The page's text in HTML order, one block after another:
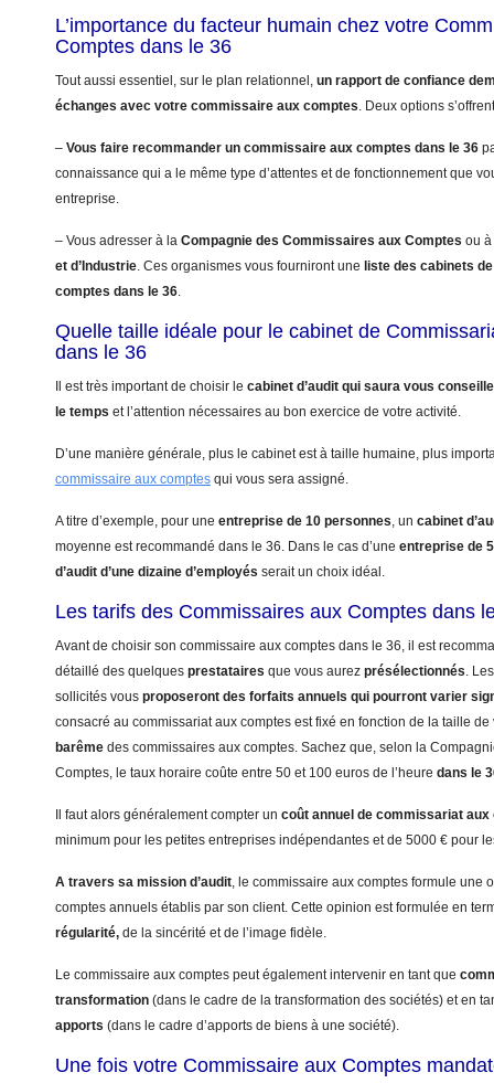
L’importance du facteur humain chez votre
Comptes dans le 36
Tout aussi essentiel, sur le plan relationnel, un rapport de confiance
échanges avec votre commissaire aux comptes. Deux options
– Vous faire recommander un commissaire aux comptes dans le 36
connaissance qui a le même type d’attentes et de fonctionnement que
entreprise.
– Vous adresser à la Compagnie des Commissaires aux Comptes ou
et d’Industrie. Ces organismes vous fourniront une liste des cabinets
comptes dans le 36.
Quelle taille idéale pour le cabinet de
dans le 36
Il est très important de choisir le cabinet d’audit qui saura vous
le temps et l’attention nécessaires au bon exercice de votre activité.
D’une manière générale, plus le cabinet est à taille humaine, plus
commissaire aux comptes qui vous sera assigné.
A titre d’exemple, pour une entreprise de 10 personnes, un cabinet
moyenne est recommandé dans le 36. Dans le cas d’une entreprise de
d’audit d’une dizaine d’employés serait un choix idéal.
Les tarifs des Commissaires aux Comptes dans
Avant de choisir son commissaire aux comptes dans le 36, il est
détaillé des quelques prestataires que vous aurez présélectionnés.
sollicités vous proposeront des forfaits annuels qui pourront varier
consacré au commissariat aux comptes est fixé en fonction de la taille
barême des commissaires aux comptes. Sachez que, selon la
Comptes, le taux horaire coûte entre 50 et 100 euros de l’heure dans le
Il faut alors généralement compter un coût annuel de commissariat aux
minimum pour les petites entreprises indépendantes et de 5000 € pour
A travers sa mission d’audit, le commissaire aux comptes formule une
comptes annuels établis par son client. Cette opinion est formulée en
régularité, de la sincérité et de l’image fidèle.
Le commissaire aux comptes peut également intervenir en tant que
transformation (dans le cadre de la transformation des sociétés) et en
apports (dans le cadre d’apports de biens à une société).
Une fois votre Commissaire aux Comptes